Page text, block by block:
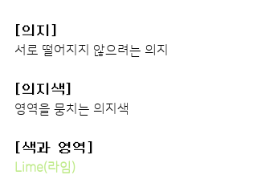
[의지]
서로 떨어지지 않으려는 의지
[의지색]
영역을 뭉치는 의지색
[색과 영역]
Lime(라임)